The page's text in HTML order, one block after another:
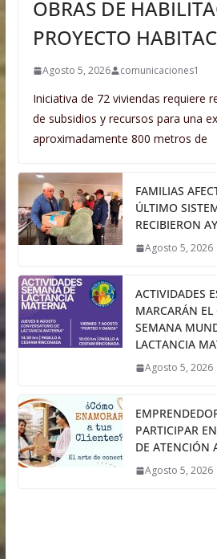
OBRAS DE
PROYECTO
Agosto 5, 2026 comunicaciones1
Iniciativa de 72 viviendas requiere
de subsidios y recursos para una
aproximadamente 800 metros de
FAMILIAS
ÚLTIMO
RECIBIERON
Agosto 5, 2026
ACTIVIDADES
MARCARÁN EL
SEMANA
LACTANCIA
Agosto 5, 2026
PARTICIPAR
DE ATENCIÓN
Agosto 5, 2026